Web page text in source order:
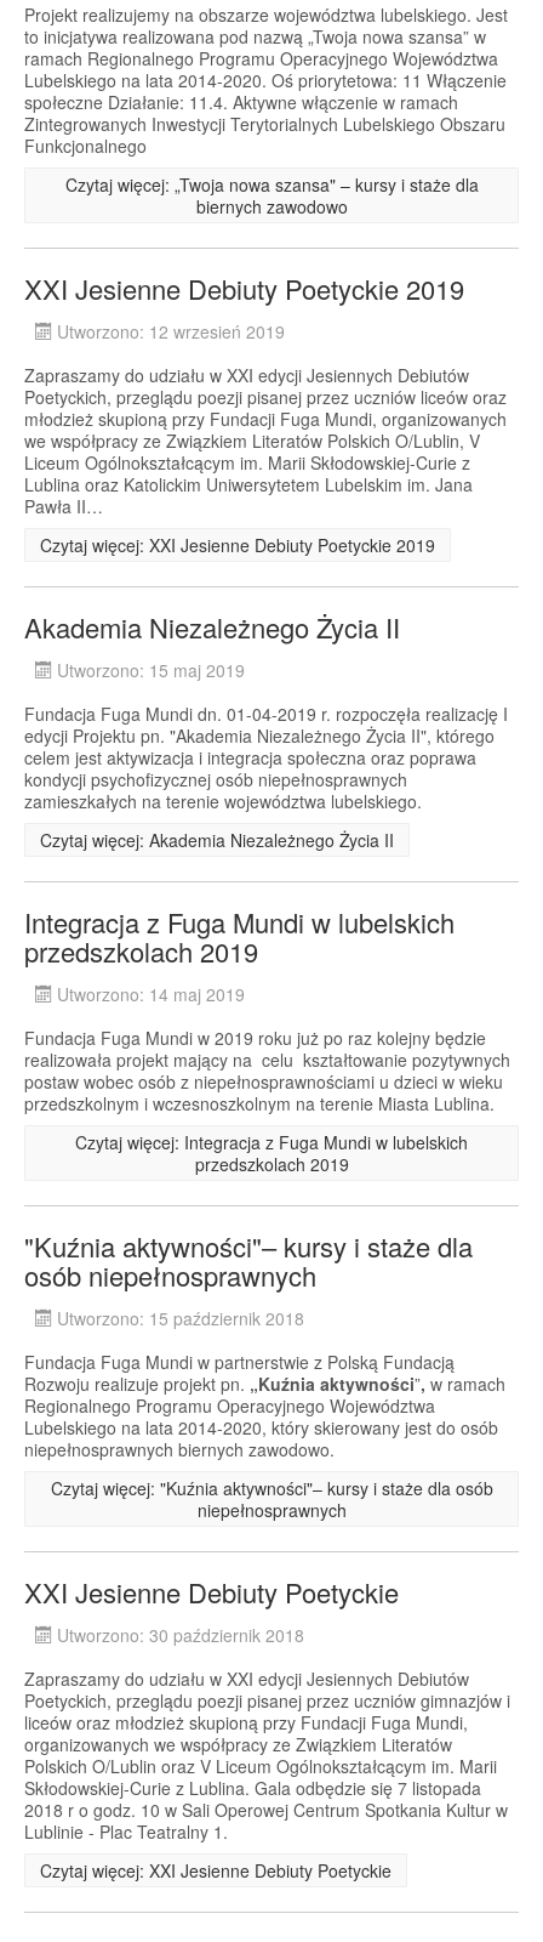
Projekt realizujemy na obszarze województwa lubelskiego. Jest
to inicjatywa realizowana pod nazwą „Twoja nowa szansa” w
ramach Regionalnego Programu Operacyjnego Województwa
Lubelskiego na lata 2014-2020. Oś priorytetowa: 11 Włączenie
społeczne Działanie: 11.4. Aktywne włączenie w ramach
Zintegrowanych Inwestycji Terytorialnych Lubelskiego Obszaru
Funkcjonalnego
Czytaj więcej: „Twoja nowa szansa" – kursy i staże dla
biernych zawodowo
XXI Jesienne Debiuty Poetyckie 2019
Utworzono: 12 wrzesień 2019
Zapraszamy do udziału w XXI edycji Jesiennych Debiutów
Poetyckich, przeglądu poezji pisanej przez uczniów liceów oraz
młodzież skupioną przy Fundacji Fuga Mundi, organizowanych
we współpracy ze Związkiem Literatów Polskich O/Lublin, V
Liceum Ogólnokształcącym im. Marii Skłodowskiej-Curie z
Lublina oraz Katolickim Uniwersytetem Lubelskim im. Jana
Pawła II…
Czytaj więcej: XXI Jesienne Debiuty Poetyckie 2019
Akademia Niezależnego Życia II
Utworzono: 15 maj 2019
Fundacja Fuga Mundi dn. 01-04-2019 r. rozpoczęła realizację I
edycji Projektu pn. "Akademia Niezależnego Życia II", którego
celem jest aktywizacja i integracja społeczna oraz poprawa
kondycji psychofizycznej osób niepełnosprawnych
zamieszkałych na terenie województwa lubelskiego.
Czytaj więcej: Akademia Niezależnego Życia II
Integracja z Fuga Mundi w lubelskich
przedszkolach 2019
Utworzono: 14 maj 2019
Fundacja Fuga Mundi w 2019 roku już po raz kolejny będzie
realizowała projekt mający na celu kształtowanie pozytywnych
postaw wobec osób z niepełnosprawnościami u dzieci w wieku
przedszkolnym i wczesnoszkolnym na terenie Miasta Lublina.
Czytaj więcej: Integracja z Fuga Mundi w lubelskich
przedszkolach 2019
"Kuźnia aktywności"– kursy i staże dla
osób niepełnosprawnych
Utworzono: 15 październik 2018
Fundacja Fuga Mundi w partnerstwie z Polską Fundacją
Rozwoju realizuje projekt pn. „Kuźnia aktywności”, w ramach
Regionalnego Programu Operacyjnego Województwa
Lubelskiego na lata 2014-2020, który skierowany jest do osób
niepełnosprawnych biernych zawodowo.
Czytaj więcej: "Kuźnia aktywności"– kursy i staże dla osób
niepełnosprawnych
XXI Jesienne Debiuty Poetyckie
Utworzono: 30 październik 2018
Zapraszamy do udziału w XXI edycji Jesiennych Debiutów
Poetyckich, przeglądu poezji pisanej przez uczniów gimnazjów i
liceów oraz młodzież skupioną przy Fundacji Fuga Mundi,
organizowanych we współpracy ze Związkiem Literatów
Polskich O/Lublin oraz V Liceum Ogólnokształcącym im. Marii
Skłodowskiej-Curie z Lublina. Gala odbędzie się 7 listopada
2018 r o godz. 10 w Sali Operowej Centrum Spotkania Kultur w
Lublinie - Plac Teatralny 1.
Czytaj więcej: XXI Jesienne Debiuty Poetyckie